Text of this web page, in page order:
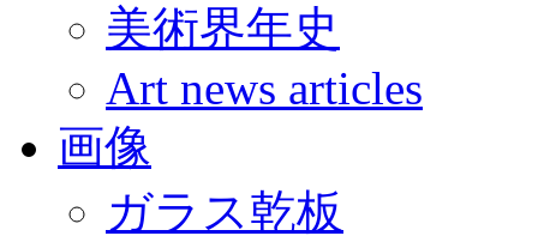
美術界年史
Art news articles
画像
ガラス乾板